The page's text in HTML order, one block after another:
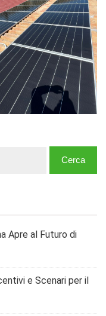
Apre al Futuro di
e Scenari per il